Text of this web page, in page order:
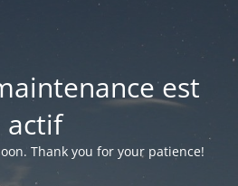
est
actif
Thank you for your patience!